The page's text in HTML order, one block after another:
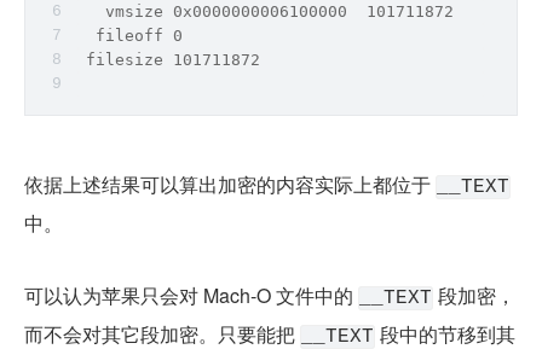
   vmsize 0x0000000006100000  101711872
  fileoff 0
filesize 101711872
依据上述结果可以算出加密的内容实际上都位于 __TEXT
中。
可以认为苹果只会对 Mach-O 文件中的 __TEXT 段加密，
而不会对其它段加密。只要能把
__TEXT 段中的节移到其